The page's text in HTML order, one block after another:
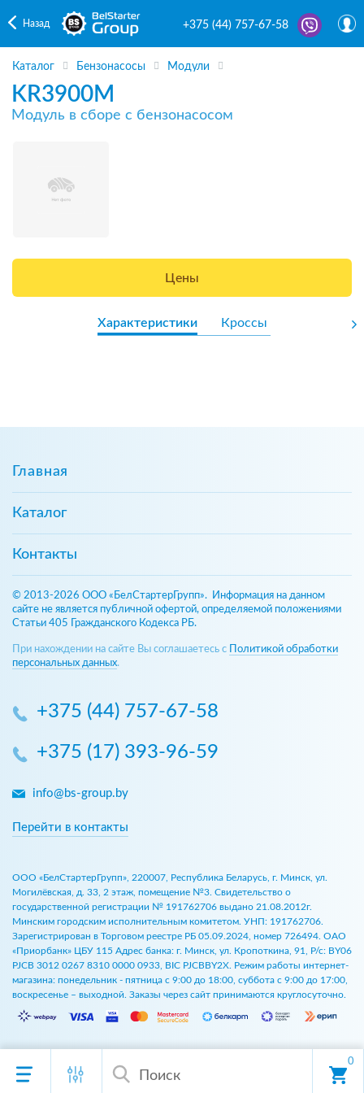
0
Назад +375 (44) 757-67-58
Каталог Бензонасосы Модули
KR3900M
Модуль в сборе с бензонасосом
Цены
Характеристики Кроссы
Главная
Каталог
Контакты
© 2013-2026 ООО «БелСтартерГрупп». Информация на данном
сайте не является публичной офертой, определяемой положениями
Статьи 405 Гражданского Кодекса РБ.
При нахождении на сайте Вы соглашаетесь с
Политикой обработки
персональных данных.
+375 (44) 757-67-58
+375 (17) 393-96-59
info@bs-group.by
Перейти в контакты
ООО «БелСтартерГрупп», 220007, Республика Беларусь, г. Минск, ул.
Могилёвская, д. 33, 2 этаж, помещение №3. Свидетельство о
государственной регистрации № 191762706 выдано 21.08.2012г.
Минским городским исполнительным комитетом. УНП: 191762706.
Зарегистрирован в Торговом реестре РБ 05.09.2024, номер 726494. ОАО
«Приорбанк» ЦБУ 115 Адрес банка: г. Минск, ул. Кропоткина, 91, Р/с: BY06
PJCB 3012 0267 8310 0000 0933, BIC PJCBBY2X. Режим работы интернет-
магазина: понедельник - пятница с 9:00 до 18:00, суббота с 9:00 до 17:00,
воскресенье – выходной. Заказы через сайт принимаются круглосуточно.